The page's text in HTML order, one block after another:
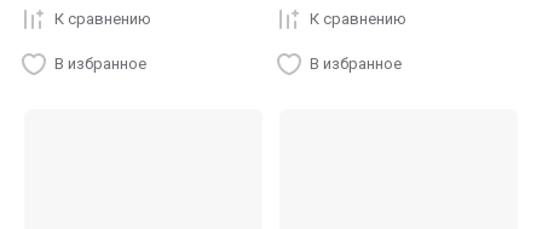
К сравнению
В избранное
К сравнению
В избранное